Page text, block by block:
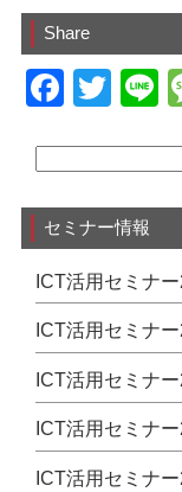
Share
F
c
e
b
o
o
k
T
tt
er
e
セミナー情報
ICT活用セミナー
ICT活用セミナ
ICT活用セミナ
ICT活用セミナ
ICT活用セミナー